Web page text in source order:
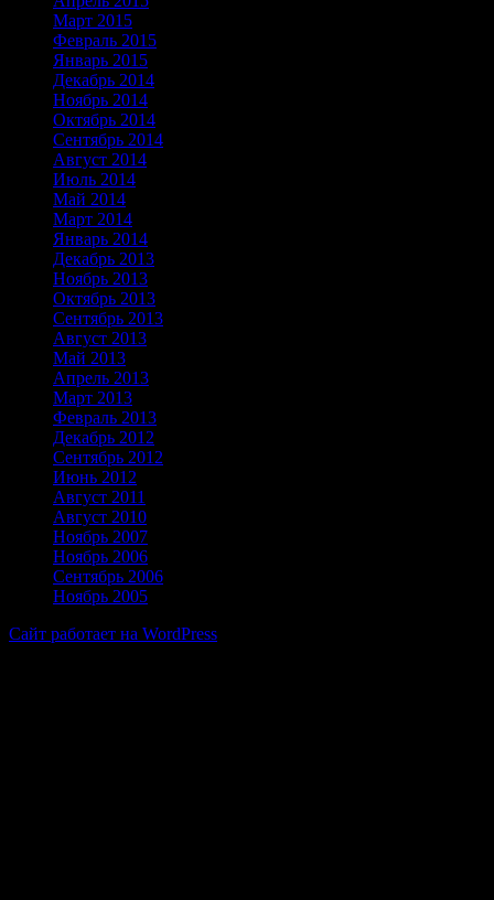
Март 2015
Февраль 2015
Январь 2015
Декабрь 2014
Ноябрь 2014
Октябрь 2014
Сентябрь 2014
Август 2014
Июль 2014
Май 2014
Март 2014
Январь 2014
Декабрь 2013
Ноябрь 2013
Октябрь 2013
Сентябрь 2013
Август 2013
Май 2013
Апрель 2013
Март 2013
Февраль 2013
Декабрь 2012
Сентябрь 2012
Июнь 2012
Август 2011
Август 2010
Ноябрь 2007
Ноябрь 2006
Сентябрь 2006
Ноябрь 2005
Сайт работает на WordPress